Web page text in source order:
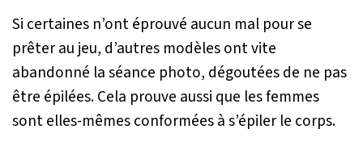
Si certaines n’ont éprouvé aucun mal pour se
prêter au jeu, d’autres modèles ont vite
abandonné la séance photo, dégoutées de ne pas
être épilées. Cela prouve aussi que les femmes
sont elles-mêmes conformées à s’épiler le corps.